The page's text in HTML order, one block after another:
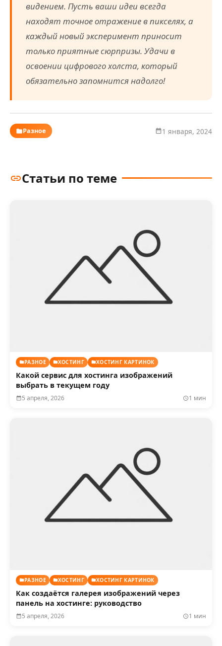
видением. Пусть ваши идеи всегда
находят точное отражение в пикселях, а
каждый новый эксперимент приносит
только приятные сюрпризы. Удачи в
освоении цифрового холста, который
обязательно запомнится надолго!
Разное 1 января, 2024
Статьи по теме
РАЗНОЕ ХОСТИНГ ХОСТИНГ КАРТИНОК
Какой сервис для хостинга изображений
выбрать в текущем году
5 апреля, 2026 1 мин
РАЗНОЕ ХОСТИНГ ХОСТИНГ КАРТИНОК
Как создаётся галерея изображений через
панель на хостинге: руководство
5 апреля, 2026 1 мин